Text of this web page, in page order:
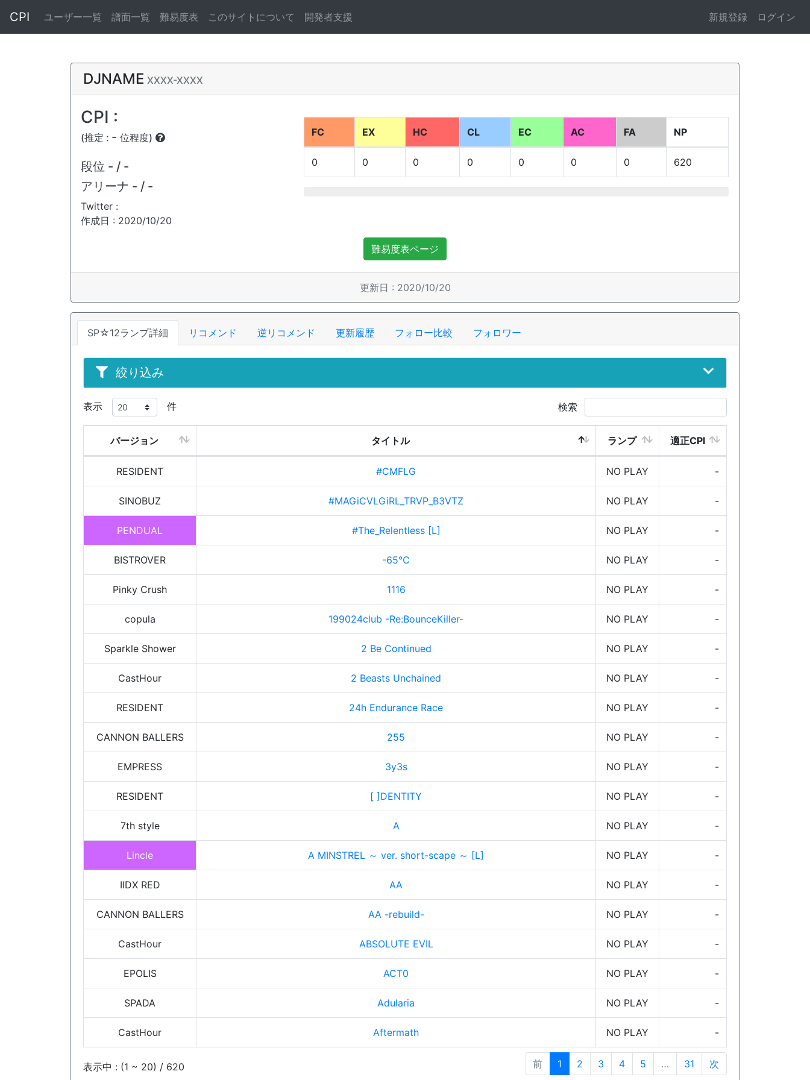
CPI ユーザー一覧 譜面一覧 難易度表 このサイトについて 開発者支援 新規登録 ログイン
DJNAME XXXX-XXXX
CPI :
(推定 : - 位程度)
段位 - / -
アリーナ - / -
Twitter :
作成日 : 2020/10/20
FC EX HC CL EC AC FA NP
0 0 0 0 0 0 0 620
難易度表ページ
更新日 : 2020/10/20
SP☆12ランプ詳細 リコメンド 逆リコメンド 更新履歴 フォロー比較 フォロワー
絞り込み
表示 件 検索
バージョン タイトル ランプ 適正CPI
RESIDENT #CMFLG NO PLAY -
SINOBUZ #MAGiCVLGiRL_TRVP_B3VTZ NO PLAY -
PENDUAL #The_Relentless [L] NO PLAY -
BISTROVER -65℃ NO PLAY -
Pinky Crush 1116 NO PLAY -
copula 199024club -Re:BounceKiller- NO PLAY -
Sparkle Shower 2 Be Continued NO PLAY -
CastHour 2 Beasts Unchained NO PLAY -
RESIDENT 24h Endurance Race NO PLAY -
CANNON BALLERS 255 NO PLAY -
EMPRESS 3y3s NO PLAY -
RESIDENT [ ]DENTITY NO PLAY -
7th style A NO PLAY -
Lincle A MINSTREL ～ ver. short-scape ～ [L] NO PLAY -
IIDX RED AA NO PLAY -
CANNON BALLERS AA -rebuild- NO PLAY -
CastHour ABSOLUTE EVIL NO PLAY -
EPOLIS ACT0 NO PLAY -
SPADA Adularia NO PLAY -
CastHour Aftermath NO PLAY -
表示中 : (1 ~ 20) / 620 前 1 2 3 4 5 … 31 次